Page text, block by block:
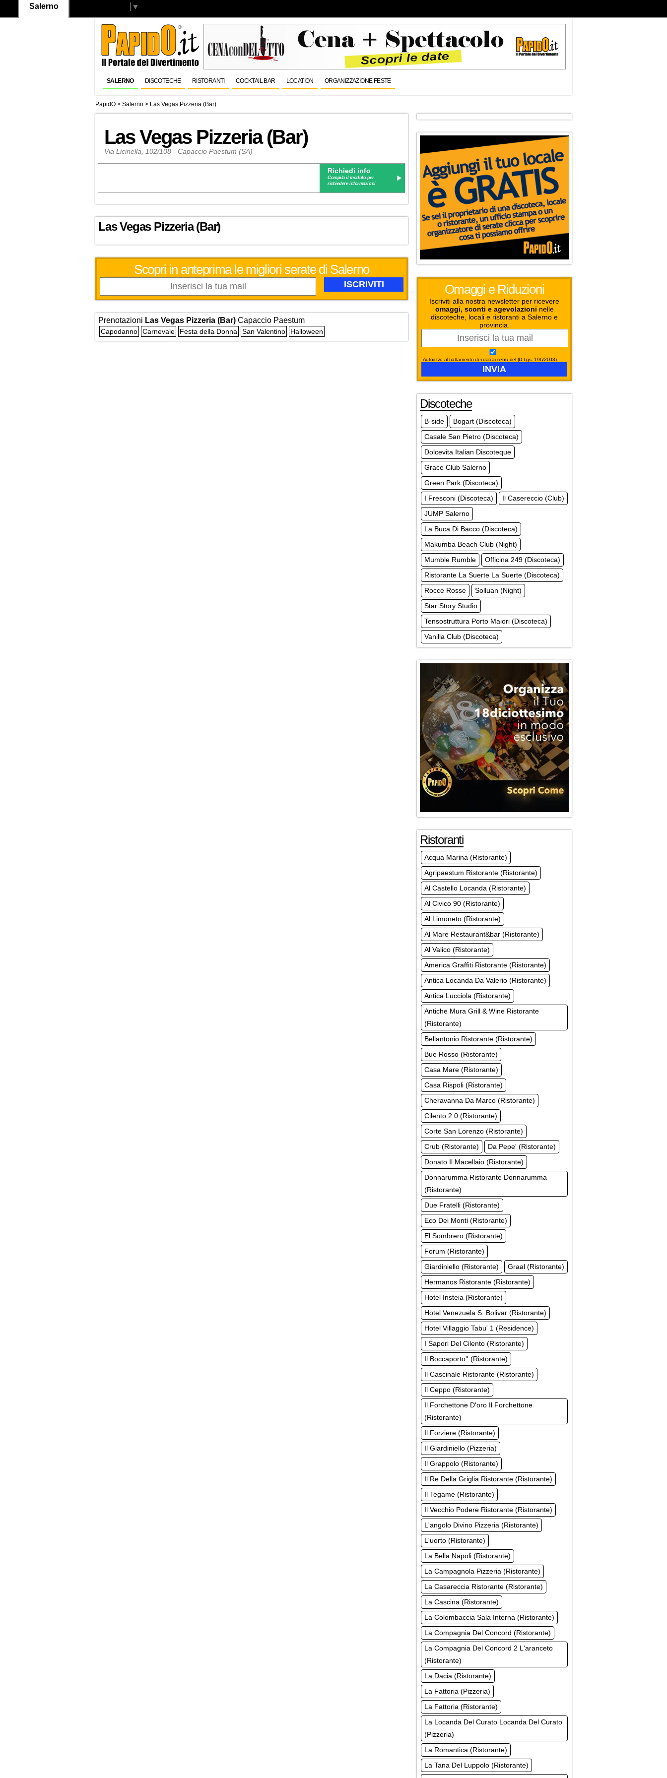
Salerno ▼
SALERNO DISCOTECHE RISTORANTI COCKTAIL BAR LOCATION ORGANIZZAZIONE FESTE
PapidO > Salerno > Las Vegas Pizzeria (Bar)
Las Vegas Pizzeria (Bar)
Via Licinella, 102/108 - Capaccio Paestum (SA)
Richiedi info
Compila il modulo per
richiedere informazioni
Las Vegas Pizzeria (Bar)
Scopri in anteprima le migliori serate di Salerno
Prenotazioni Las Vegas Pizzeria (Bar) Capaccio Paestum
Capodanno Carnevale Festa della Donna San Valentino Halloween
Omaggi e Riduzioni
Iscriviti alla nostra newsletter per ricevere
omaggi, sconti e agevolazioni nelle
discoteche, locali e ristoranti a Salerno e
provincia.
Autorizzo al trattamento dei dati ai sensi del (D.Lgs. 196/2003)
Discoteche
B-side
Bogart (Discoteca)
Casale San Pietro (Discoteca)
Dolcevita Italian Discoteque
Grace Club Salerno
Green Park (Discoteca)
I Fresconi (Discoteca)
Il Casereccio (Club)
JUMP Salerno
La Buca Di Bacco (Discoteca)
Makumba Beach Club (Night)
Mumble Rumble
Officina 249 (Discoteca)
Ristorante La Suerte La Suerte (Discoteca)
Rocce Rosse
Solluan (Night)
Star Story Studio
Tensostruttura Porto Maiori (Discoteca)
Vanilla Club (Discoteca)
Ristoranti
Acqua Marina (Ristorante)
Agripaestum Ristorante (Ristorante)
Al Castello Locanda (Ristorante)
Al Civico 90 (Ristorante)
Al Limoneto (Ristorante)
Al Mare Restaurant&bar (Ristorante)
Al Valico (Ristorante)
America Graffiti Ristorante (Ristorante)
Antica Locanda Da Valerio (Ristorante)
Antica Lucciola (Ristorante)
Antiche Mura Grill & Wine Ristorante
(Ristorante)
Bellantonio Ristorante (Ristorante)
Bue Rosso (Ristorante)
Casa Mare (Ristorante)
Casa Rispoli (Ristorante)
Cheravanna Da Marco (Ristorante)
Cilento 2.0 (Ristorante)
Corte San Lorenzo (Ristorante)
Crub (Ristorante)
Da Pepe' (Ristorante)
Donato Il Macellaio (Ristorante)
Donnarumma Ristorante Donnarumma
(Ristorante)
Due Fratelli (Ristorante)
Eco Dei Monti (Ristorante)
El Sombrero (Ristorante)
Forum (Ristorante)
Giardiniello (Ristorante)
Graal (Ristorante)
Hermanos Ristorante (Ristorante)
Hotel Insteia (Ristorante)
Hotel Venezuela S. Bolivar (Ristorante)
Hotel Villaggio Tabu' 1 (Residence)
I Sapori Del Cilento (Ristorante)
Il Boccaporto'' (Ristorante)
Il Cascinale Ristorante (Ristorante)
Il Ceppo (Ristorante)
Il Forchettone D'oro Il Forchettone
(Ristorante)
Il Forziere (Ristorante)
Il Giardiniello (Pizzeria)
Il Grappolo (Ristorante)
Il Re Della Griglia Ristorante (Ristorante)
Il Tegame (Ristorante)
Il Vecchio Podere Ristorante (Ristorante)
L'angolo Divino Pizzeria (Ristorante)
L'uorto (Ristorante)
La Bella Napoli (Ristorante)
La Campagnola Pizzeria (Ristorante)
La Casareccia Ristorante (Ristorante)
La Cascina (Ristorante)
La Colombaccia Sala Interna (Ristorante)
La Compagnia Del Concord (Ristorante)
La Compagnia Del Concord 2 L'aranceto
(Ristorante)
La Dacia (Ristorante)
La Fattoria (Pizzeria)
La Fattoria (Ristorante)
La Locanda Del Curato Locanda Del Curato
(Pizzeria)
La Romantica (Ristorante)
La Tana Del Luppolo (Ristorante)